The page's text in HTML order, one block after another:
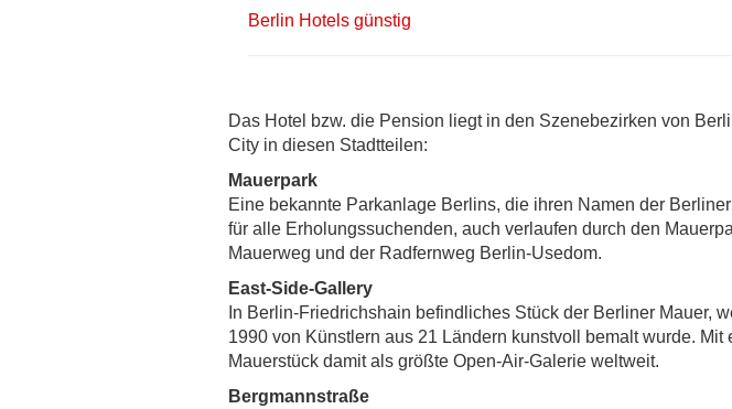
Berlin Hotels günstig
Das Hotel bzw. die Pension liegt in den Szenebezirken von
City in diesen Stadtteilen:
Mauerpark
Eine bekannte Parkanlage Berlins, die ihren Namen der
für alle Erholungssuchenden, auch verlaufen durch den
Mauerweg und der Radfernweg Berlin-Usedom.
East-Side-Gallery
In Berlin-Friedrichshain befindliches Stück der Berliner Mauer,
1990 von Künstlern aus 21 Ländern kunstvoll bemalt wurde.
Mauerstück damit als größte Open-Air-Galerie weltweit.
Bergmannstraße